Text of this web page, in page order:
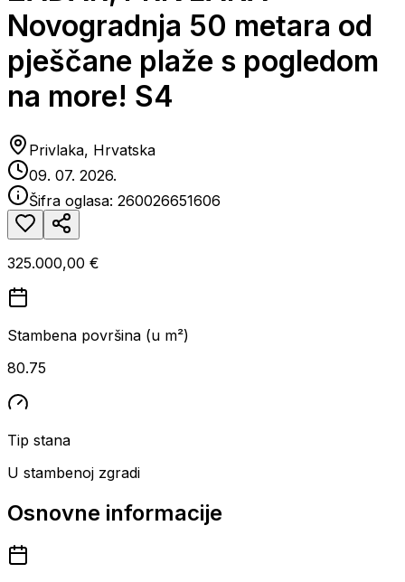
Novogradnja 50 metara od
pješčane plaže s pogledom
na more! S4
Privlaka, Hrvatska
09. 07. 2026.
Šifra oglasa: 260026651606
325.000,00 €
Stambena površina (u m²)
80.75
Tip stana
U stambenoj zgradi
Osnovne informacije